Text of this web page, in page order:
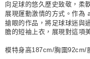
向足球的悠久歷史致敬，柔
展現運動激情的方式。作為
搶眼的作品，將足球球迷與
膽的短袖上衣，展現對這項
模特身高187cm/胸圍92cm/